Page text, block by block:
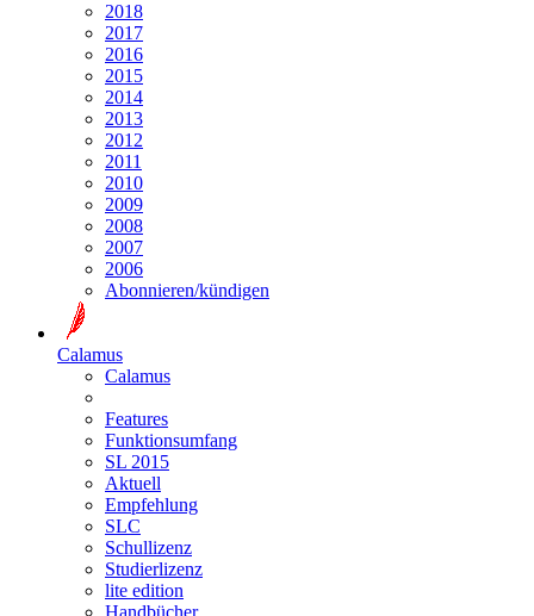
2018
2017
2016
2015
2014
2013
2012
2011
2010
2009
2008
2007
2006
Abonnieren/kündigen
Calamus
Calamus
Features
Funktionsumfang
SL 2015
Aktuell
Empfehlung
SLC
Schullizenz
Studierlizenz
lite edition
Handbücher